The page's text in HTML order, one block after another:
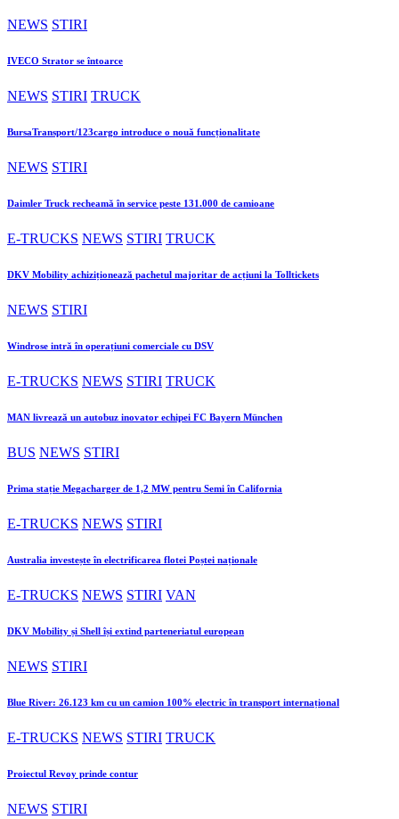
NEWS STIRI
IVECO Strator se întoarce
NEWS STIRI TRUCK
BursaTransport/123cargo introduce o nouă funcționalitate
NEWS STIRI
Daimler Truck recheamă în service peste 131.000 de camioane
E-TRUCKS NEWS STIRI TRUCK
DKV Mobility achiziționează pachetul majoritar de acțiuni la Tolltickets
NEWS STIRI
Windrose intră în operațiuni comerciale cu DSV
E-TRUCKS NEWS STIRI TRUCK
MAN livrează un autobuz inovator echipei FC Bayern München
BUS NEWS STIRI
Prima stație Megacharger de 1,2 MW pentru Semi în California
E-TRUCKS NEWS STIRI
Australia investește în electrificarea flotei Poștei naționale
E-TRUCKS NEWS STIRI VAN
DKV Mobility și Shell își extind parteneriatul european
NEWS STIRI
Blue River: 26.123 km cu un camion 100% electric în transport internațional
E-TRUCKS NEWS STIRI TRUCK
Proiectul Revoy prinde contur
NEWS STIRI